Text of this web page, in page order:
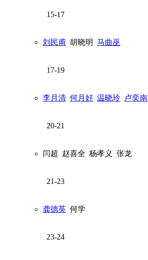
15-17
刘民甫 胡晓明 马曲巫
17-19
李月清 何月好 温晓玲 卢奕南
20-21
闫超 赵喜全 杨孝义 张龙
21-23
龚德英 何学
23-24